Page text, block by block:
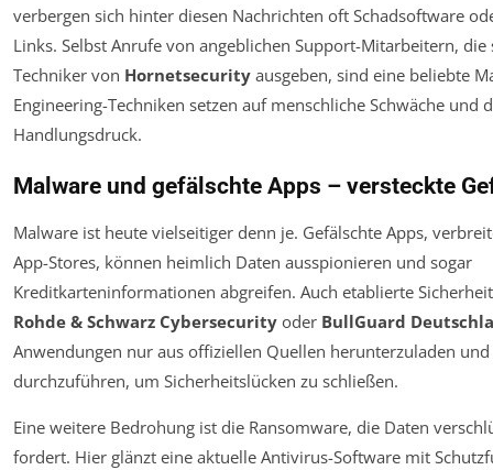
verbergen sich hinter diesen Nachrichten oft Schadsoftware
Links. Selbst Anrufe von angeblichen Support-Mitarbeitern, die
Techniker von Hornetsecurity ausgeben, sind eine beliebte
Engineering-Techniken setzen auf menschliche Schwäche und
Handlungsdruck.
Malware und gefälschte Apps – versteckte
Malware ist heute vielseitiger denn je. Gefälschte Apps,
App-Stores, können heimlich Daten ausspionieren und sogar
Kreditkarteninformationen abgreifen. Auch etablierte
Rohde & Schwarz Cybersecurity oder BullGuard
Anwendungen nur aus offiziellen Quellen herunterzuladen
durchzuführen, um Sicherheitslücken zu schließen.
Eine weitere Bedrohung ist die Ransomware, die Daten
fordert. Hier glänzt eine aktuelle Antivirus-Software mit